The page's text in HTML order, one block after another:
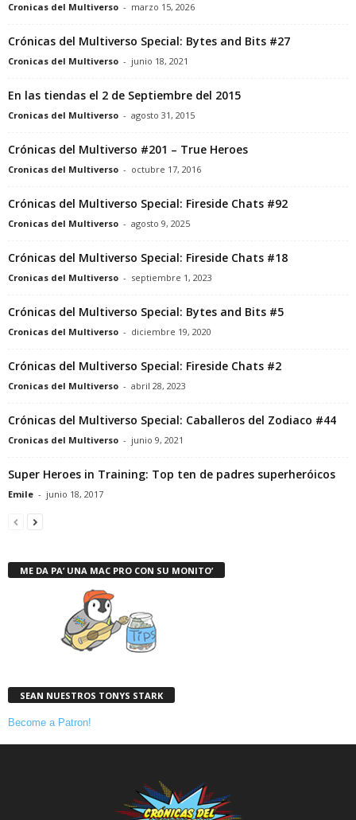
Cronicas del Multiverso - marzo 15, 2026
Crónicas del Multiverso Special: Bytes and Bits #27
Cronicas del Multiverso - junio 18, 2021
En las tiendas el 2 de Septiembre del 2015
Cronicas del Multiverso - agosto 31, 2015
Crónicas del Multiverso #201 – True Heroes
Cronicas del Multiverso - octubre 17, 2016
Crónicas del Multiverso Special: Fireside Chats #92
Cronicas del Multiverso - agosto 9, 2025
Crónicas del Multiverso Special: Fireside Chats #18
Cronicas del Multiverso - septiembre 1, 2023
Crónicas del Multiverso Special: Bytes and Bits #5
Cronicas del Multiverso - diciembre 19, 2020
Crónicas del Multiverso Special: Fireside Chats #2
Cronicas del Multiverso - abril 28, 2023
Crónicas del Multiverso Special: Caballeros del Zodiaco #44
Cronicas del Multiverso - junio 9, 2021
Super Heroes in Training: Top ten de padres superheróicos
Emile - junio 18, 2017
ME DA PA’ UNA MAC PRO CON SU MONITO’
SEAN NUESTROS TONYS STARK
Become a Patron!